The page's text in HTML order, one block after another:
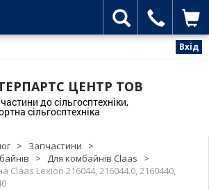
Вхід
ЦЕНТР ТОВ
до сільгосптехніки,
сільгосптехніка
> Запчастини
>
> Для комбайнів Claas
>
Lexion 216044, 216044.0, 2160440,